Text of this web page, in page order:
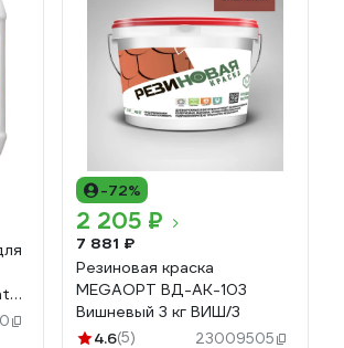
-72%
2 205 ₽
7 881 ₽
Резиновая краска
MEGAOPT ВД-АК-103
Вишневый 3 кг ВИШ/3
4.6(5) 23009505